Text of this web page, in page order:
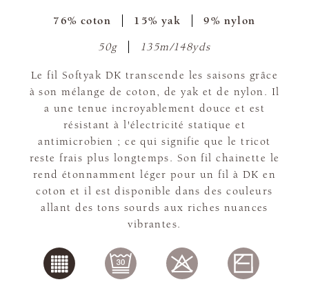
76% coton 15% yak 9% nylon
50g 135m/148yds
Le fil Softyak DK transcende les saisons grâce
à son mélange de coton, de yak et de nylon. Il
a une tenue incroyablement douce et est
résistant à l'électricité statique et
antimicrobien ; ce qui signifie que le tricot
reste frais plus longtemps. Son fil chainette le
rend étonnamment léger pour un fil à DK en
coton et il est disponible dans des couleurs
allant des tons sourds aux riches nuances
vibrantes.